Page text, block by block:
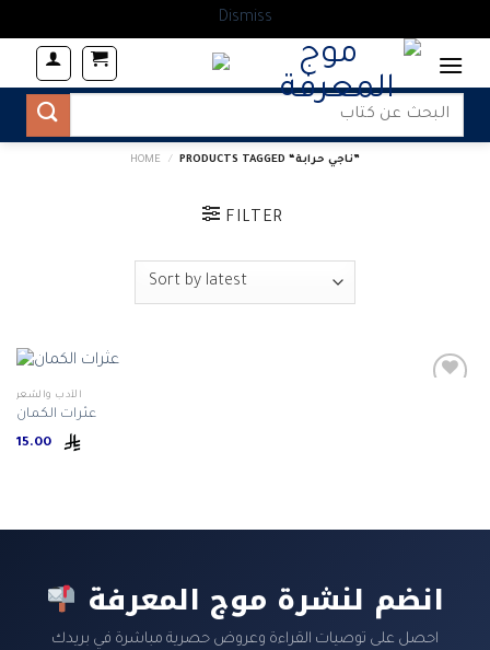
Dismiss
content
Search
HOME / PRODUCTS TAGGED “ناجي حرابة”
FILTER
الأدب والشعر
عثرات الكمان
15.00
انضم لنشرة موج المعرفة
احصل على توصيات القراءة وعروض حصرية مباشرة في بريدك